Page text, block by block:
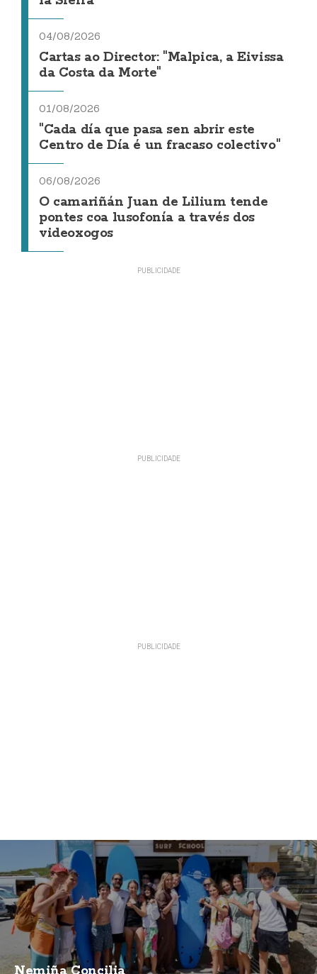
04/08/2026
Cartas ao Director: "Malpica, a Eivissa
da Costa da Morte"
01/08/2026
"Cada día que pasa sen abrir este
Centro de Día é un fracaso colectivo"
06/08/2026
O camariñán Juan de Lilium tende
pontes coa lusofonía a través dos
videoxogos